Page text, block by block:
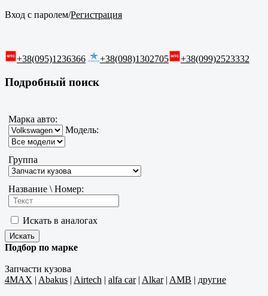
Вход с паролем/Регистрация
+38(095)1236366 +38(098)1302705 +38(099)2523332
Подробный поиск
Марка авто:
Модель:
Группа
Название \ Номер:
Искать в аналогах
Подбор по марке
Запчасти кузова
4MAX | Abakus | Airtech | alfa car| Alkar| AMB | другие